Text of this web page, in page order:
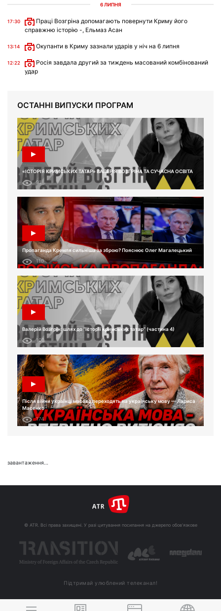
6 ЛИПНЯ
17:30
Праці Возгріна допомагають повернути Криму його
справжню історію -, Ельмаз Асан
13:14 Окупанти в Криму зазнали ударів у ніч на 6 липня
12:22
Росія завдала другий за тиждень масований комбінований
удар
ОСТАННІ ВИПУСКИ ПРОГРАМ
«ІСТОРІЯ КРИМСЬКИХ ТАТАР» ВАЛЕРІЯ ВОЗГРІНА ТА СУЧАСНА ОСВІТА
91
Пропаганда Кремля сильніша за зброю? Пояснює Олег Магалецький
110
Валерій Возгрін: шлях до “Історії кримських татар” (частина 4)
100
Після війни українці масово переходять на українську мову — Лариса
Масенко
174
завантаження...
© ATR. Всі права захищені. У разі цитування посилання на джерело обов'язкове
Підтримай улюблений телеканал!